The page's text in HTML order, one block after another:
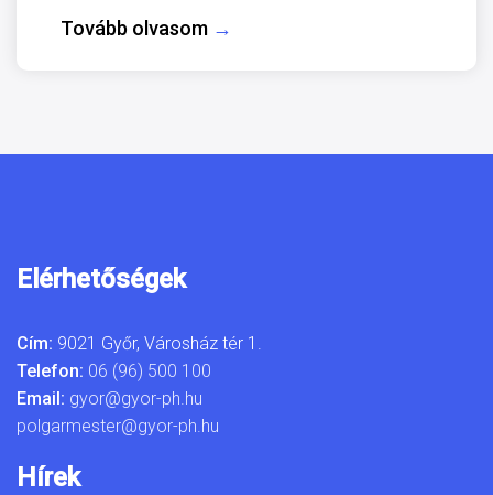
Tovább olvasom →
Elérhetőségek
Cím: 9021 Győr, Városház tér 1.
Telefon: 06 (96) 500 100
Email: gyor@gyor-ph.hu
polgarmester@gyor-ph.hu
Hírek